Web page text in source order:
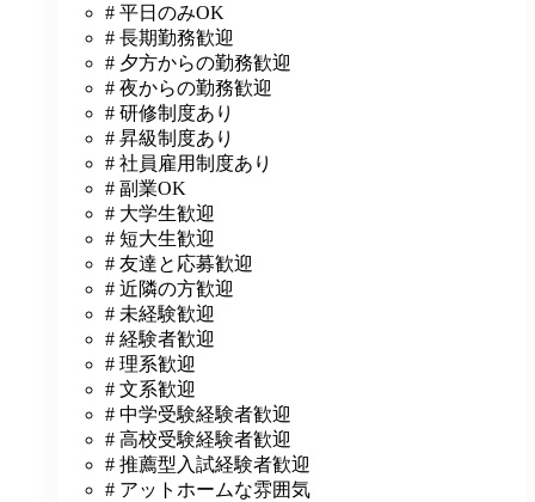
# 平日のみOK
# 長期勤務歓迎
# 夕方からの勤務歓迎
# 夜からの勤務歓迎
# 研修制度あり
# 昇級制度あり
# 社員雇用制度あり
# 副業OK
# 大学生歓迎
# 短大生歓迎
# 友達と応募歓迎
# 近隣の方歓迎
# 未経験歓迎
# 経験者歓迎
# 理系歓迎
# 文系歓迎
# 中学受験経験者歓迎
# 高校受験経験者歓迎
# 推薦型入試経験者歓迎
# アットホームな雰囲気